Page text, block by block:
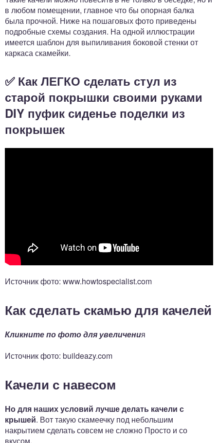
в любом помещении, главное что бы опорная балка
была прочной. Ниже на пошаговых фото приведены
подробные схемы создания. На одной иллюстрации
имеется шаблон для выпиливания боковой стенки от
каркаса скамейки.
✅ Как ЛЕГКО сделать стул из
старой покрышки своими руками
DIY пуфик сиденье поделки из
покрышек
Источник фото: www.howtospecialist.com
Как сделать скамью для качелей
Кликните по фото для увеличения
Источник фото: buildeazy.com
Качели с навесом
Но для наших условий лучше делать качели с
крышей. Вот такую скамеечку под небольшим
накрытием сделать совсем не сложно Просто и со
вкусом.